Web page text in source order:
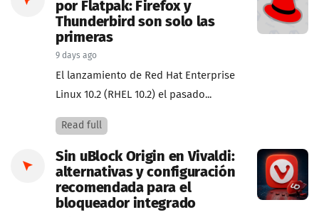
por Flatpak: Firefox y
Thunderbird son solo las
primeras
9 days ago
El lanzamiento de Red Hat Enterprise
Linux 10.2 (RHEL 10.2) el pasado...
Read full
Sin uBlock Origin en Vivaldi:
alternativas y configuración
recomendada para el
bloqueador integrado